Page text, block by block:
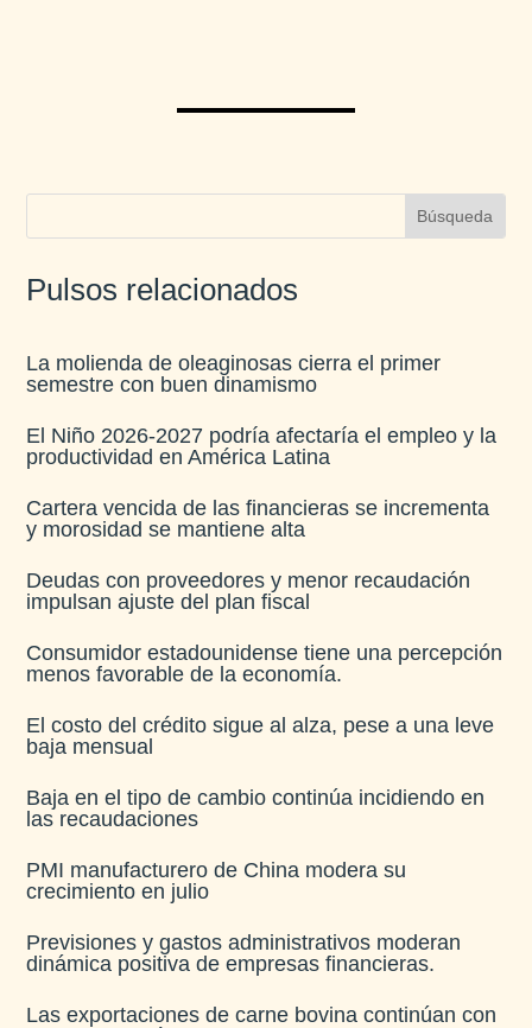
Pulsos relacionados
La molienda de oleaginosas cierra el primer
semestre con buen dinamismo​
El Niño 2026-2027 podría afectaría el empleo y la
productividad en América Latina​
Cartera vencida de las financieras se incrementa
y morosidad se mantiene alta​
Deudas con proveedores y menor recaudación
impulsan ajuste del plan fiscal​
Consumidor estadounidense tiene una percepción
menos favorable de la economía​.
El costo del crédito sigue al alza, pese a una leve
baja mensual​
Baja en el tipo de cambio continúa incidiendo en
las recaudaciones​
PMI manufacturero de China modera su
crecimiento en julio​
Previsiones y gastos administrativos moderan
dinámica positiva de empresas financieras​.
Las exportaciones de carne bovina continúan con